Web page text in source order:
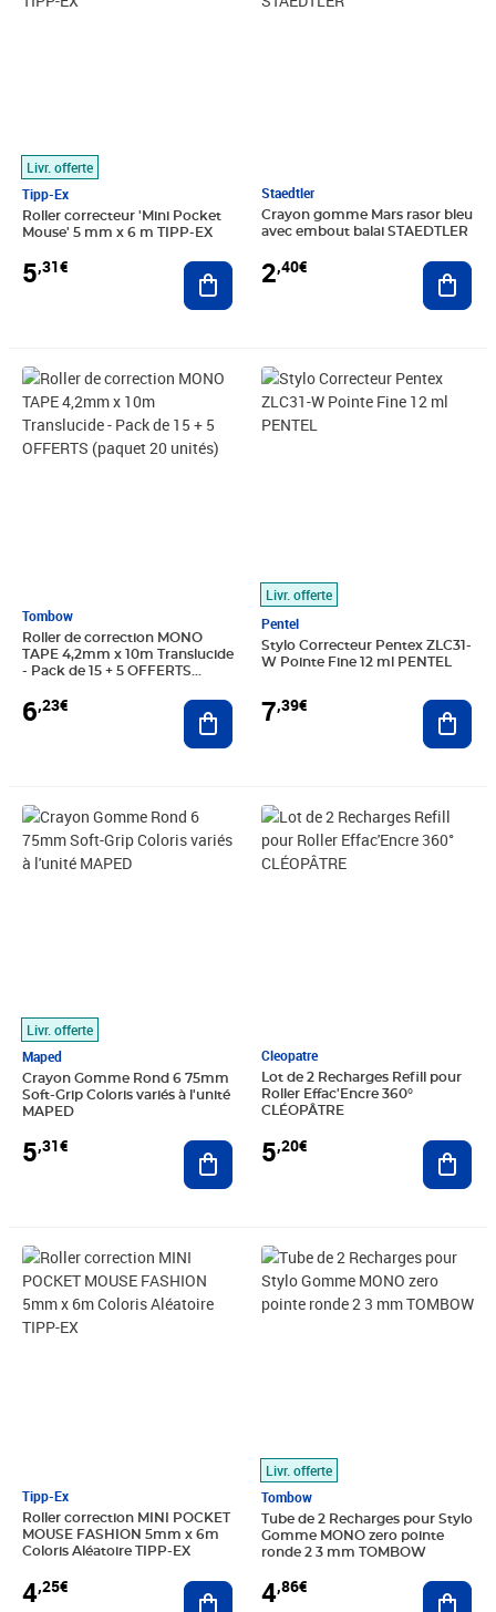
Livr. offerte
Tipp-Ex
Roller correcteur 'Mini Pocket
Mouse' 5 mm x 6 m TIPP-EX
5,31€ Ajouter au panier
Staedtler
Crayon gomme Mars rasor bleu
avec embout balai STAEDTLER
2,40€
Tombow
Roller de correction MONO
TAPE 4,2mm x 10m Translucide
- Pack de 15 + 5 OFFERTS
6,23€
Prix 6,23€
Ajouter au panier
Livr. offerte
Pentel
Stylo Correcteur Pentex ZLC31-
W Pointe Fine 12 ml PENTEL
7,39€
Prix 7,39€
Livr. offerte
Maped
Crayon Gomme Rond 6 75mm
Soft-Grip Coloris variés à l'unité
MAPED
5,31€
Prix 5,31€
Ajouter au panier
Cleopatre
Lot de 2 Recharges Refill pour
Roller Effac'Encre 360°
CLÉOPÂTRE
5,20€
Prix 5,20€
Tipp-Ex
Roller correction MINI POCKET
MOUSE FASHION 5mm x 6m
Coloris Aléatoire TIPP-EX
4,25€
Prix 4,25€
Ajouter au panier
Livr. offerte
Tombow
Tube de 2 Recharges pour Stylo
Gomme MONO zero pointe
ronde 2 3 mm TOMBOW
4,86€
Prix 4,86€